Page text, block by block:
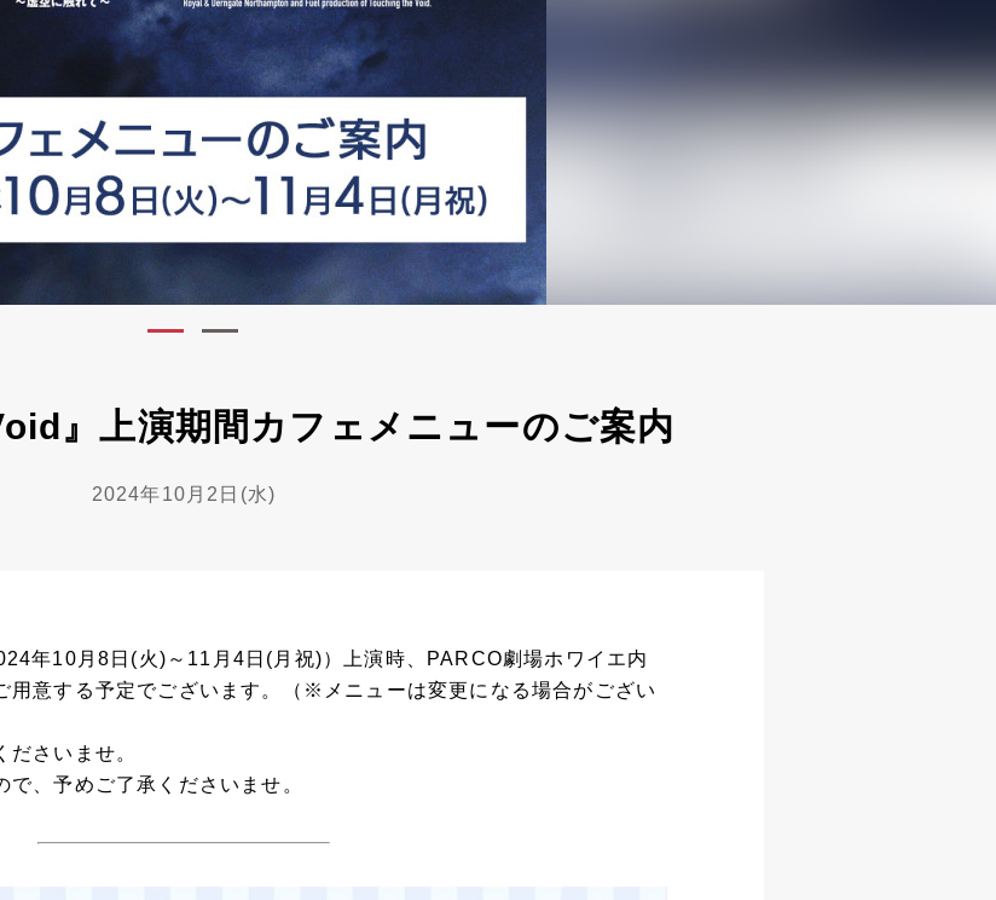
』上演期間カフェメニューのご案内
2024年10月2日(水)
年10月8日(火)～11月4日(月祝)）上演時、PARCO劇場ホワイエ内
用意する予定でございます。（※メニューは変更になる場合がござい
さいませ。
、予めご了承くださいませ。